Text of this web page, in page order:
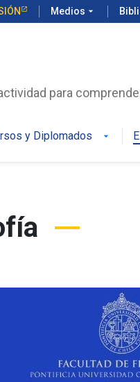
Medios arrow_drop_down
para
y Diplomados arrow_drop_down